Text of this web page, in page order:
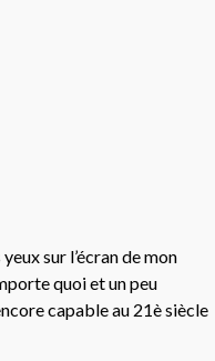
sur l’écran de mon
quoi et un peu
capable au 21è siècle